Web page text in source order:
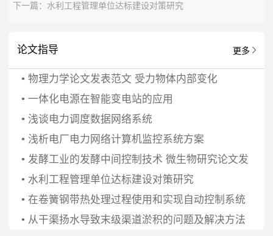
下一篇： 水利工程管理单位达标建设对策研究
论文指导 更多
• 物理力学论文发表范文 受力物体内部变化
• 一体化电源在智能变电站的应用
• 浅谈电力调度数据网络系统
• 浅析电厂电力网络计算机监控系统方案
• 发酵工业的发酵中间控制技术 微生物研究论文发
• 水利工程管理单位达标建设对策研究
• 在卷簧钢带热处理过程使用和实现自动控制系统
• 从干渠扬水导致末级渠道淤积的问题及解决方法